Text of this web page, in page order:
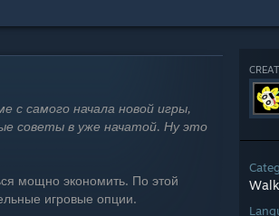
с самого начала новой игры,
советы в уже начатой. Ну это
мощно экономить. По этой
игровые опции.